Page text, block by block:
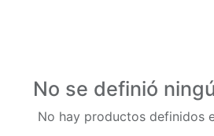
No se definió
No hay productos definidos